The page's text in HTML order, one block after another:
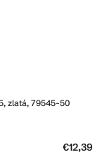
zlatá, 79545-50
€12,39